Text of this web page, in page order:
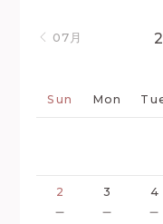
07月
Sun Mon
2
－
3
－
4
－